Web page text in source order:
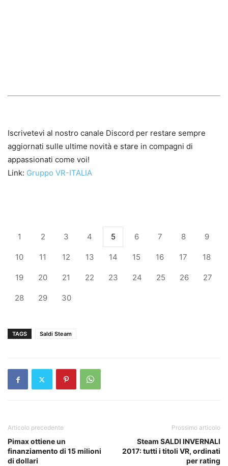
Iscrivetevi al nostro canale Discord per restare sempre
aggiornati sulle ultime novità e stare in compagni di
appassionati come voi!
Link: Gruppo VR-ITALIA
1 2 3 4 5 6 7 8 9
10 11 12 13 14 15 16 17 18
19 20 21 22 23 24 25 26 27
28 29 30
TAGS Saldi Steam
Articolo precedente
Pimax ottiene un
finanziamento di 15 milioni
di dollari
Prossimo articolo
Steam SALDI INVERNALI
2017: tutti i titoli VR, ordinati
per rating